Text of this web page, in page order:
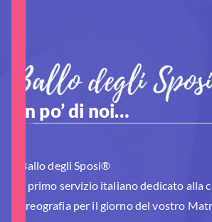
Un po’ di noi…
Il Ballo degli Sposi®
è il primo servizio italiano dedicato alla
Coreografia per il giorno del vostro